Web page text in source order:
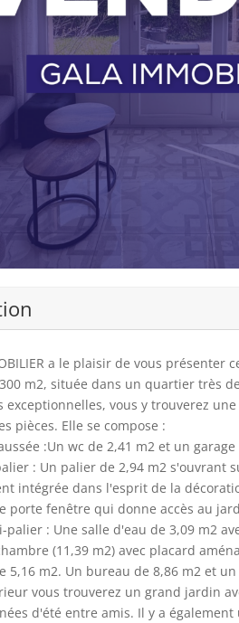
a le plaisir de vous
m2, située dans un quartier très
exceptionnelles, vous y trouverez
pièces. Elle se compose :
:Un wc de 2,41 m2 et un
: Un palier de 2,94 m2 s'ouvrant
intégrée dans l'esprit de la
porte fenêtre qui donne accès au
palier : Une salle d'eau de 3,09 m2
(11,39 m2) avec placard
5,16 m2. Un bureau de 8,86 m2 et
vous trouverez un grand jardin
d'été entre amis. Il y a